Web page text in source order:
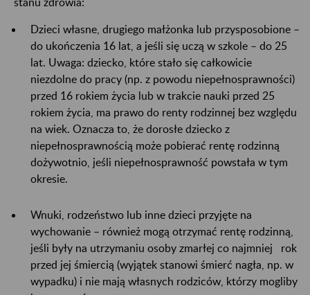
Dzieci własne, drugiego małżonka lub przysposobione –
do ukończenia 16 lat, a jeśli się uczą w szkole – do 25
lat. Uwaga: dziecko, które stało się całkowicie
niezdolne do pracy (np. z powodu niepełnosprawności)
przed 16 rokiem życia lub w trakcie nauki przed 25
rokiem życia, ma prawo do renty rodzinnej bez względu
na wiek. Oznacza to, że dorosłe dziecko z
niepełnosprawnością może pobierać rentę rodzinną
dożywotnio, jeśli niepełnosprawność powstała w tym
okresie.
Wnuki, rodzeństwo lub inne dzieci przyjęte na
wychowanie – również mogą otrzymać rentę rodzinną,
jeśli były na utrzymaniu osoby zmarłej co najmniej rok
przed jej śmiercią (wyjątek stanowi śmierć nagła, np. w
wypadku) i nie mają własnych rodziców, którzy mogliby